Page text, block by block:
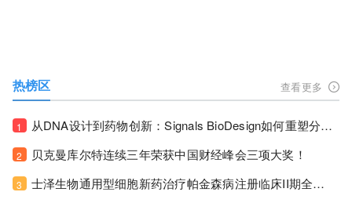
热榜区 查看更多
1 从DNA设计到药物创新：Signals BioDesign如何重塑分子生物学研发生态！
2 贝克曼库尔特连续三年荣获中国财经峰会三项大奖！
3 士泽生物通用型细胞新药治疗帕金森病注册临床II期全部入组完成！